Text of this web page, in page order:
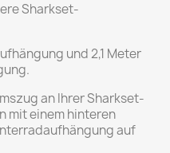
Sharkset-
und 2,1 Meter
an Ihrer Sharkset-
mit einem hinteren
auf